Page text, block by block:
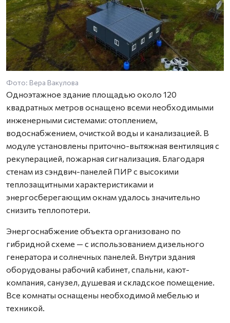
Фото: Вера Вакулова
Одноэтажное здание площадью около 120
квадратных метров оснащено всеми необходимыми
инженерными системами: отоплением,
водоснабжением, очисткой воды и канализацией. В
модуле установлены приточно-вытяжная вентиляция с
рекуперацией, пожарная сигнализация. Благодаря
стенам из сэндвич-панелей ПИР с высокими
теплозащитными характеристиками и
энергосберегающим окнам удалось значительно
снизить теплопотери.
Энергоснабжение объекта организовано по
гибридной схеме — с использованием дизельного
генератора и солнечных панелей. Внутри здания
оборудованы рабочий кабинет, спальни, кают-
компания, санузел, душевая и складское помещение.
Все комнаты оснащены необходимой мебелью и
техникой.